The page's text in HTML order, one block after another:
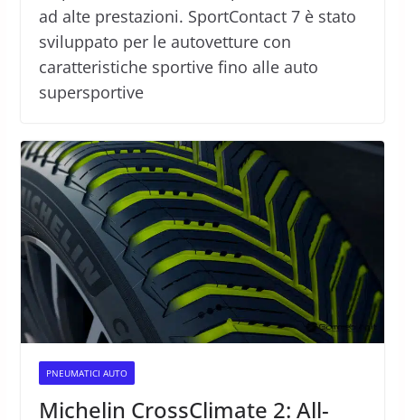
ad alte prestazioni. SportContact 7 è stato
sviluppato per le autovetture con
caratteristiche sportive fino alle auto
supersportive
PNEUMATICI AUTO
Michelin CrossClimate 2: All-